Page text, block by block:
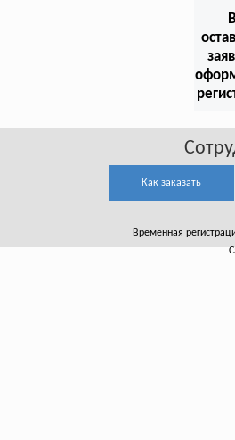
Как заказать
Временная